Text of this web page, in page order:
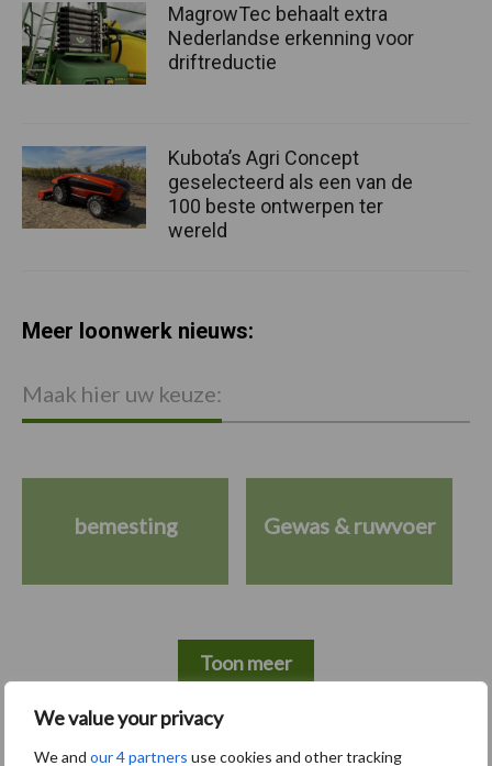
We value your privacy
We and our 4 partners use cookies and other tracking
Primaire
MagrowTec behaalt extra
Nederlandse erkenning voor
driftreductie
Kubota’s Agri Concept
geselecteerd als een van de
100 beste ontwerpen ter
wereld
Meer loonwerk nieuws:
Maak hier uw keuze:
bemesting Gewas & ruwvoer
Toon meer